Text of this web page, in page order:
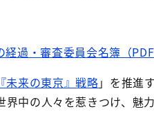
経過・審査委員会名簿（PDF
『未来の東京』戦略」を推進
界中の人々を惹きつけ、魅